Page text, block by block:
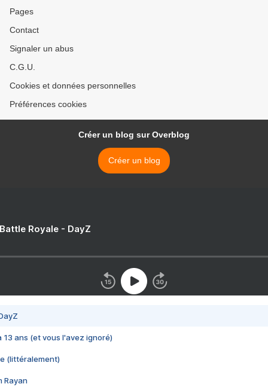
Pages
Contact
Signaler un abus
C.G.U.
Cookies et données personnelles
Préférences cookies
Créer un blog sur Overblog
Créer un blog
Royale - DayZ
13 ans (et vous l'avez ignoré)
(littéralement)
Rayan